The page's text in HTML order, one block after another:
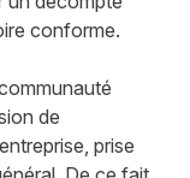
conforme.
de
prise